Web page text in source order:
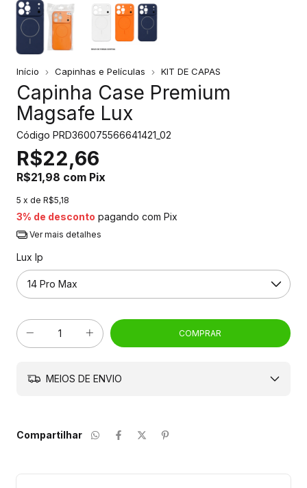
Início Capinhas e Películas KIT DE CAPAS
Capinha Case Premium
Magsafe Lux
Código PRD360075566641421_02
R$22,66
R$21,98 com Pix
5 x de R$5,18
3% de desconto pagando com Pix
Ver mais detalhes
Lux Ip
MEIOS DE ENVIO
Compartilhar